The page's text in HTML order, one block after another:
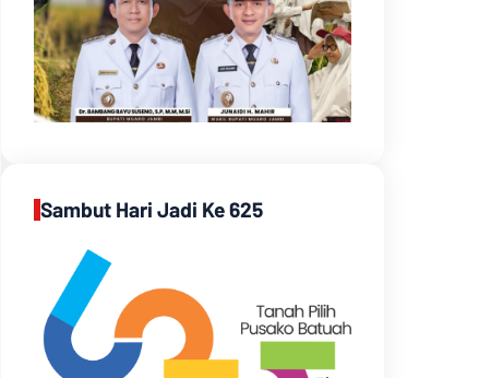
Sambut Hari Jadi Ke 625